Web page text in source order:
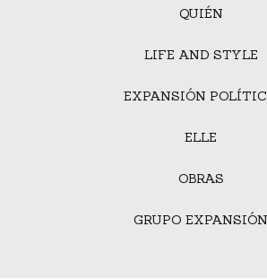
QUIÉN
LIFE AND STYLE
EXPANSIÓN
ELLE
OBRAS
GRUPO EXPANSIÓN